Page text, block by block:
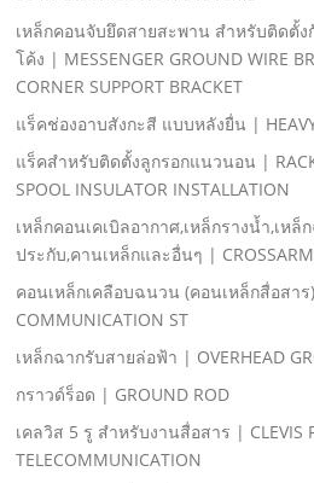
เหล็กคอนจับยึดสายสะพาน สําหรับติดตั้ง
โค้ง | MESSENGER GROUND WIRE
CORNER SUPPORT BRACKET
แร็คช่องอาบสังกะสี แบบหลังยื่น | HEAVY
แร็คสําหรับติดตั้งลูกรอกแนวนอน | RACK
SPOOL INSULATOR INSTALLATION
เหล็กคอนเคเบิลอากาศ,เหล็กรางนํ้า,เหล็
ประกับ,คานเหล็กและอื่นๆ | CROSSARM
คอนเหล็กเคลือบฉนวน (คอนเหล็กสื่อสาร
COMMUNICATION ST
เหล็กฉากรับสายล่อฟ้า | OVERHEAD
กราวด์ร็อด | GROUND ROD
เคลวิส 5 รู สําหรับงานสื่อสาร | CLEVIS
TELECOMMUNICATION